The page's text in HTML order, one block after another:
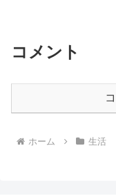
コメント
ホーム 生活